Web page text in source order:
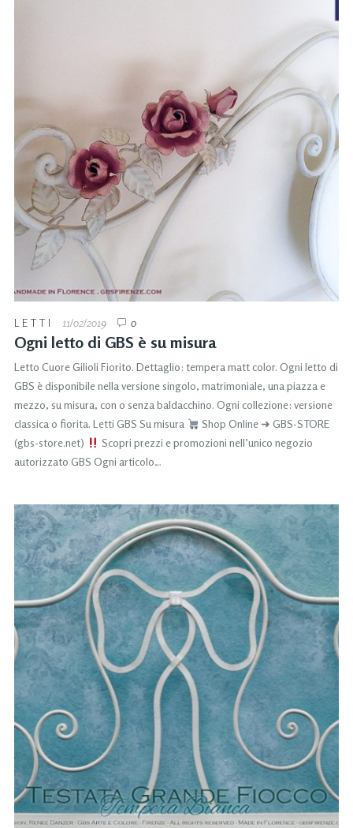
LETTI 11/02/2019 0
Ogni letto di GBS è su misura
Letto Cuore Gilioli Fiorito. Dettaglio: tempera matt color. Ogni letto di
GBS è disponibile nella versione singolo, matrimoniale, una piazza e
mezzo, su misura, con o senza baldacchino. Ogni collezione: versione
classica o fiorita. Letti GBS Su misura
Shop Online ➜ GBS-STORE
(gbs-store.net)
Scopri prezzi e promozioni nell’unico negozio
autorizzato GBS Ogni articolo…